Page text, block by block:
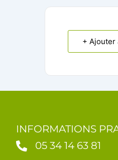
+ Ajouter
INFORMATIONS
05 34 14 63 81